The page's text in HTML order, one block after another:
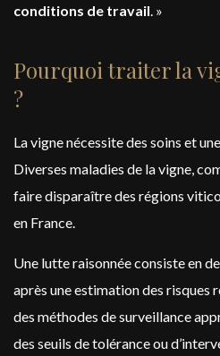
conditions de travail . »
Pourquoi traiter la
?
La vigne nécessite des soins et
Diverses maladies de la vigne,
faire disparaître des régions
en France.
Une lutte raisonnée consiste en
après une estimation des risques
des méthodes de surveillance
des seuils de tolérance ou